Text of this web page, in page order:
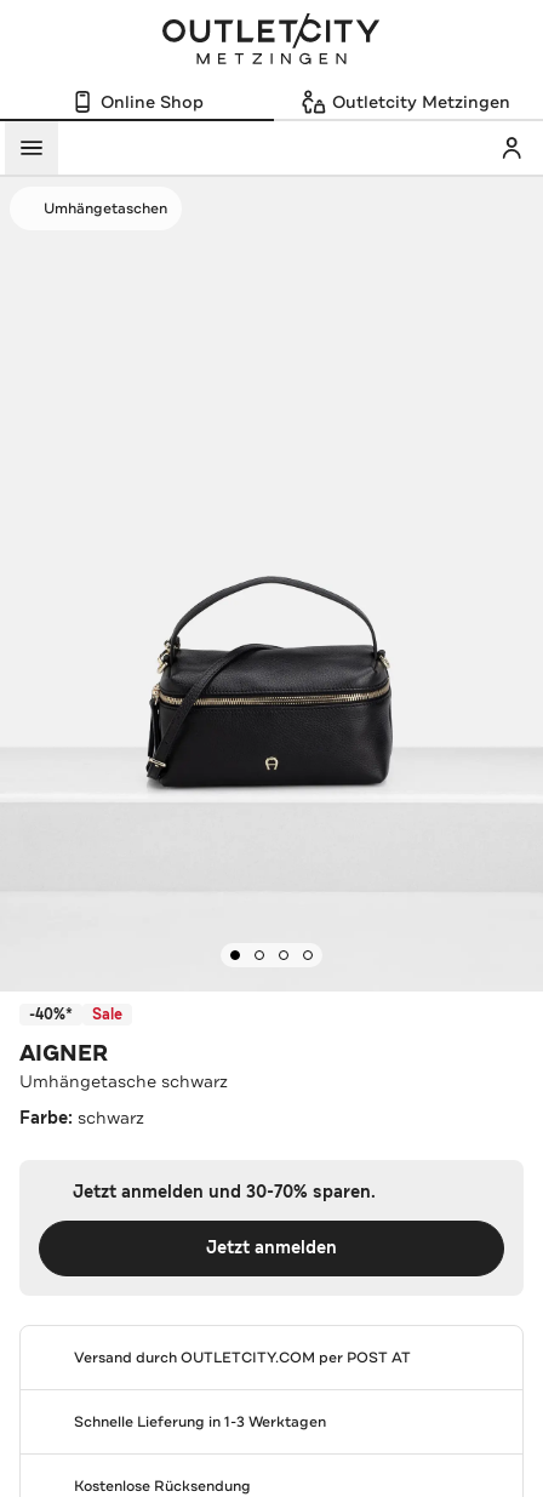
Online Shop Outletcity Metzingen
Menü
Umhängetaschen
-40%* Sale
AIGNER
Umhängetasche schwarz
Farbe: schwarz
Jetzt anmelden und 30-70% sparen.
Jetzt anmelden
Versand durchOUTLETCITY.COM per POST AT
Schnelle Lieferung in 1-3 Werktagen
Kostenlose Rücksendung